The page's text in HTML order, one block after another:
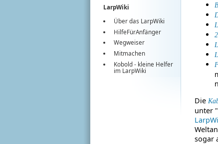
LarpWiki
Über das LarpWiki
HilfeFürAnfänger
Wegweiser
Mitmachen
Kobold - kleine Helfer
im LarpWiki
Die
unter
sogar